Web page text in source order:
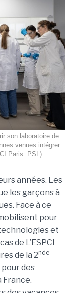
son laboratoire de
venues intégrer
Paris  PSL)
années. Les
les garçons à
Face à ce
pour
et
de L’ESPCI
de la 2nde
pour des
France.